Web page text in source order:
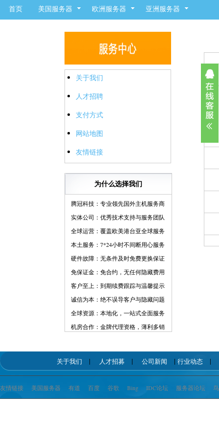
首页 美国服务器 欧洲服务器 亚洲服务器
关于我们
人才招聘
支付方式
网站地图
友情链接
为什么选择我们
腾冠科技：专业领先国外主机服务商
实体公司：优秀技术支持与服务团队
全球运营：覆盖欧美港台亚全球服务
本土服务：7*24小时不间断用心服务
硬件故障：无条件及时免费更换保证
免保证金：免合约，无任何隐藏费用
客户至上：到期续费跟踪与温馨提示
诚信为本：绝不误导客户与隐藏问题
全球资源：本地化，一站式全面服务
机房合作：金牌代理资格，薄利多销
关于我们 | 人才招募 | 公司新闻 | 行业动态
友情链接 美国服务器 有道 百度 谷歌 Bing IDC论坛 服务器论坛